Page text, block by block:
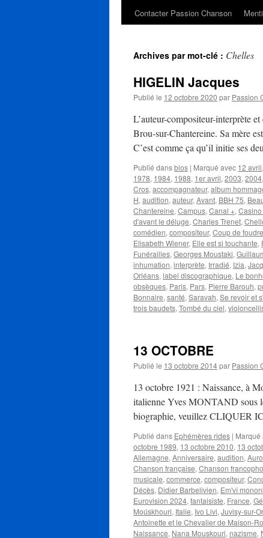
Contacter Passion Chanson
Archives par mot-clé : Chelles
HIGELIN Jacques
Publié le 12 octobre 2020 par Passion
L’auteur-compositeur-interprète
Brou-sur-Chantereine. Sa mère
C’est comme ça qu’il initie ses
Publié dansbios | Marqué avec 12 avril,
1978, 1984, 1988, 1er avril, 2003, 2004,
Cros, accompagnateur, album
H, audition, auteur, Avant, BBH 75,
Chantereine, Campus, Canal +,
d'avant le déluge, Charles Trenet,
comédien, compositeur, Coup de foudre
Elisabeth Wiener, Elle est si touchante,
Funérailles, Georges Moustaki,
inhumation, interprète, Irradié, Izia,
Orléans, label discographique, Le
obsèques, Paris, Pars, Pierre Barouh,
Bonnaire, santé, Saravah, Se revoir et
trois baudets, Tombé du ciel,
13 OCTOBRE
Publié le 13 octobre 2014par Passion
13 octobre 1921 : Naissance, à
italienne Yves MONTAND sous
biographie, veuillez CLIQUER
Publié dans Ephémères rides | Marqué
octobre 1989, 13 octobre 2010, 13
Allemagne, Anniversaire, audition,
Chanson française, Chanson
musicale, commerce, compositeur,
Décès, Didier Barbelivien, Em'vî
Eurovision 2024, fantaisiste, France,
Moúskhouri, Italie, Ivo Livi, Juvisy-sur-
Antoinette et le Chevalier de Maison-
Naissance, Nana Mouskouri, nazisme,